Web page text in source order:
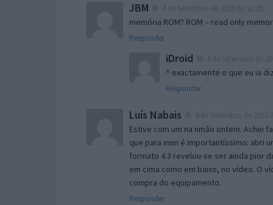
JBM
memória ROM? ROM – read only
Responder
iDroid
^ exactamente o que eu ia
Responder
Luís Nabais
Estive com um na nmão ontem. Achei
que para mim é importantíssimo: abri
formato 4:3 revelou-se ser ainda pior
em cima como em baixo, no vídeo. O
compra do equipamento.
Responder